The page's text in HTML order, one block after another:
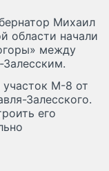
Михаил
области начали
между
участок М-8 от
Залесского.
его